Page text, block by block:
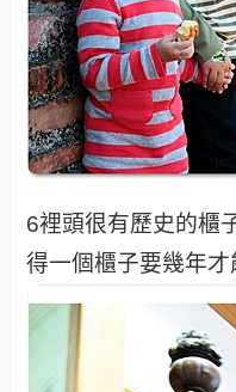
6裡頭很有歷史的櫃
得一個櫃子要幾年